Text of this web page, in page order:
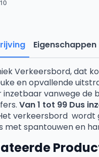
Eigenschappen
Verkeersbord, dat
en opvallende
inzetbaar vanwege de
Van 1 tot 99 Dus
verkeersbord wordt
spantouwen en